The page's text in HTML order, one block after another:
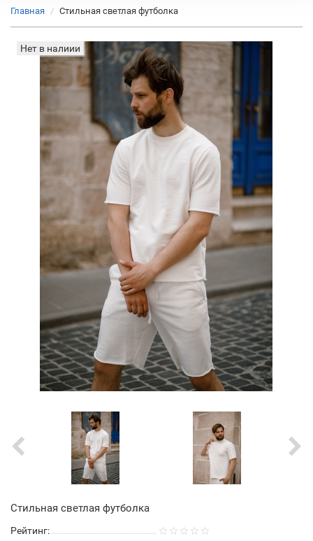
Главная Стильная светлая футболка
Нет в налиии
Стильная светлая футболка
Рейтинг: